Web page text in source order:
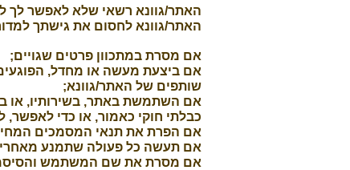
האתר/גוונא רשאי שלא לאפשר לך
האתר/גוונא לחסום את גישתך
אם מסרת במתכוון פרטים שגויים;
אם ביצעת מעשה או מחדל,
שותפים של האתר/גוונא;
אם השתמשת באתר, בשירותיו, או
כבלתי חוקי כאמור, או כדי לאפשר,
אם הפרת את תנאי המסמכים
אם תעשה כל פעולה שתמנע
אם מסרת את שם המשתמש